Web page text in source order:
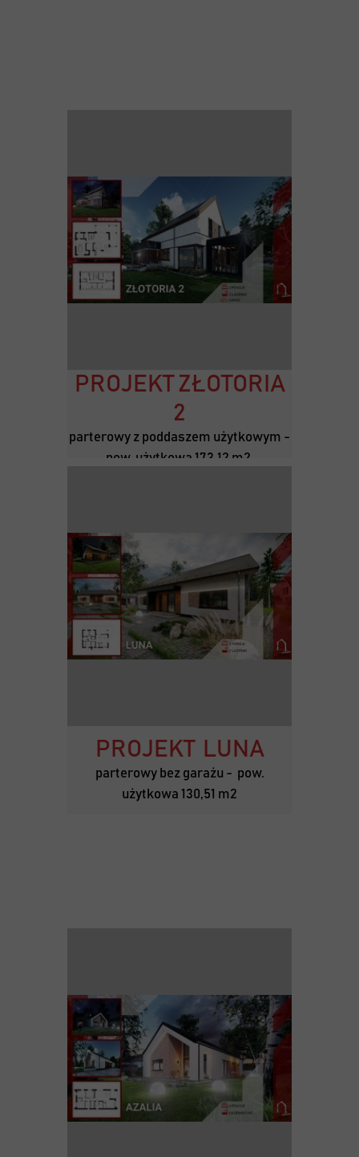
PROJEKT ZŁOTORIA
2
parterowy z poddaszem użytkowym -
pow. użytkowa 173,12 m2
PROJEKT LUNA
parterowy bez garażu - pow.
użytkowa 130,51 m2